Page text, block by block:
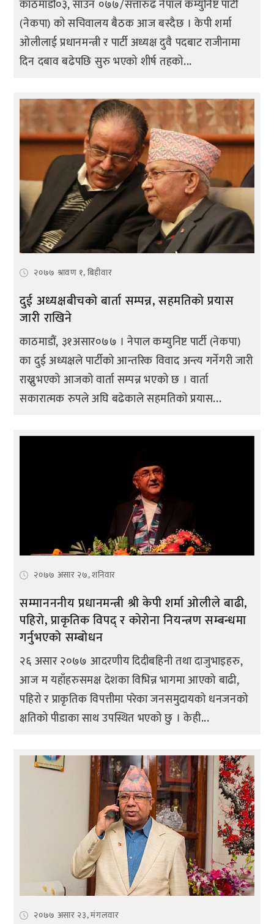
काठमाडौं०३, साउन ०७७/सत्तारुढ नेपाल कम्युनिष्ट पार्टी
(नेकपा) को सचिवालय बैठक आज बस्दैछ । केपी शर्मा
ओलीलाई प्रधानमन्त्री र पार्टी अध्यक्ष दुवै पदबाट राजीनामा
दिन दबाव बढेपछि सुरु भएको शीर्ष तहको...
२०७७ श्रावण १, बिहीवार
दुई अध्यक्षबीचको बार्ता सम्पन्न, सहमतिको प्रयास
जारी राखिने
काठमाडौं, ३१असार०७७ । नेपाल कम्युनिष्ट पार्टी (नेकपा)
का दुई अध्यक्षले पार्टीको आन्तरिक विवाद अन्त्य गर्नेगरी जारी
राख्नुभएको आजको वार्ता सम्पन्न भएको छ । वार्ता
सकारात्मक रुपले अघि बढेकाले सहमतिको प्रयास...
२०७७ असार २७, शनिवार
सम्मानननीय प्रधानमन्त्री श्री केपी शर्मा ओलीले बाढी,
पहिरो, प्राकृतिक विपद् र कोरोना नियन्त्रण सम्बन्धमा
गर्नुभएको सम्बोधन
२६ असार २०७७ आदरणीय दिदीबहिनी तथा दाजुभाइहरु,
आज म यहाँहरुसमक्ष देशका विभिन्न भागमा आएको बाढी,
पहिरो र प्राकृतिक विपत्तीमा परेका जनसमुदायको धनजनको
क्षतिको पीडाका साथ उपस्थित भएको छु । केही...
२०७७ असार २३, मंगलवार